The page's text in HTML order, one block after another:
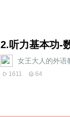
2.听力基本功-
女王大人的外语
1611 64